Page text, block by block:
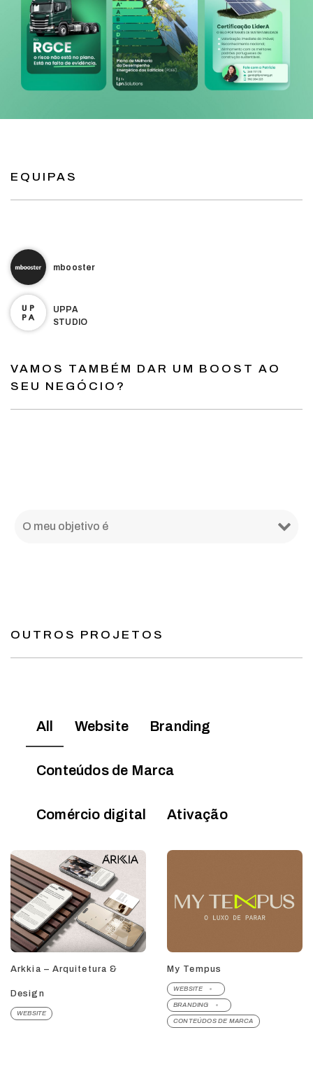
EQUIPAS
mbooster
UPPA
STUDIO
VAMOS TAMBÉM DAR UM BOOST AO
SEU NEGÓCIO?
OUTROS PROJETOS
All Website Branding
Conteúdos de Marca
Comércio digital Ativação
Arkkia – Arquitetura &
Design
WEBSITE
My Tempus
WEBSITE
BRANDING
CONTEÚDOS DE MARCA